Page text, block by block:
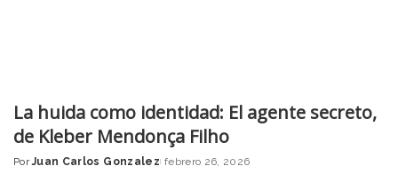
La huida como identidad: El agente secreto,
de Kleber Mendonça Filho
Posted
Por Juan Carlos Gonzalez febrero 26, 2026